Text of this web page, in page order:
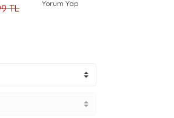
TL Yorum Yap